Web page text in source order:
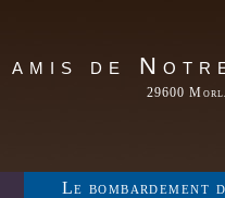
Le bombardement
amis de
29600